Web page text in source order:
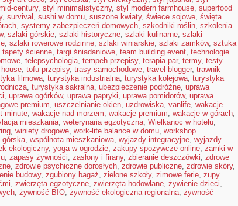
century, styl minimalistyczny, styl modern farmhouse, superfood
, survival , sushi w domu, suszone kwiaty, świece sojowe, święta
, systemy zabezpieczeń domowych, szkodniki roślin, szkolenia
, szlaki górskie, szlaki historyczne, szlaki kulinarne, szlaki
, szlaki rowerowe rodzinne, szlaki winiarskie, szlaki zamków, sztuka
tapety ścienne, targi śniadaniowe, team building event, technologie
, telepsychologia, tempeh przepisy, terapia par, termy, testy
, tofu przepisy, trasy samochodowe, travel blogger, trawnik
filmowa, turystyka industrialna, turystyka kolejowa, turystyka
, turystyka sakralna, ubezpieczenie podróżne, uprawa
, uprawa ogórków, uprawa papryki, uprawa pomidorów, uprawa
premium, uszczelnianie okien, uzdrowiska, vanlife, wakacje
minute, wakacje nad morzem, wakacje premium, wakacje w górach,
mieszkania, weterynaria egzotyczna, Wielkanoc w hotelu,
, winiety drogowe, work-life balance w domu, workshop
górska, wspólnota mieszkaniowa, wyjazdy integracyjne, wyjazdy
ekologiczny, yoga w ogrodzie, zakupy spożywcze online, zamki w
, zapasy żywności, zasłony i firany, zbieranie deszczówki, zdrowe
, zdrowie psychiczne dorosłych, zdrowie publiczne, zdrowie skóry,
budowy, zgubiony bagaż, zielone szkoły, zimowe ferie, zupy
, zwierzęta egzotyczne, zwierzęta hodowlane, żywienie dzieci,
, żywność BIO, żywność ekologiczna regionalna, żywność